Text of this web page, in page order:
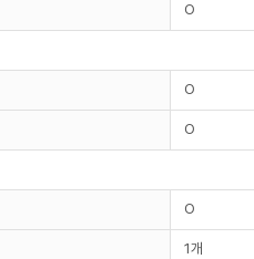
O
O
O
O
1개